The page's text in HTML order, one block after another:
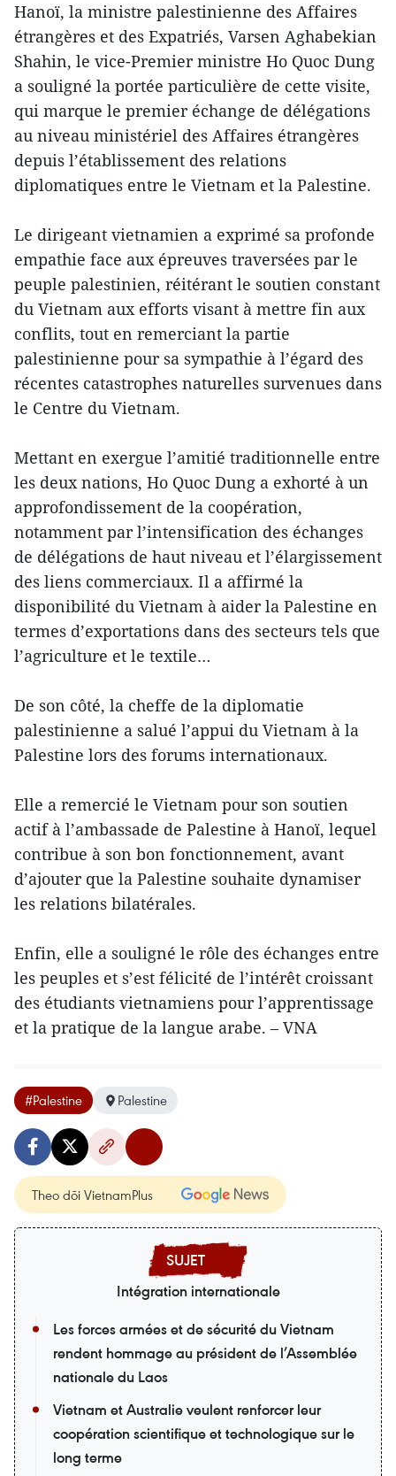
Hanoï, la ministre palestinienne des Affaires
étrangères et des Expatriés, Varsen Aghabekian
Shahin, le vice-Premier ministre Ho Quoc Dung
a souligné la portée particulière de cette visite,
qui marque le premier échange de délégations
au niveau ministériel des Affaires étrangères
depuis l’établissement des relations
diplomatiques entre le Vietnam et la Palestine.
Le dirigeant vietnamien a exprimé sa profonde
empathie face aux épreuves traversées par le
peuple palestinien, réitérant le soutien constant
du Vietnam aux efforts visant à mettre fin aux
conflits, tout en remerciant la partie
palestinienne pour sa sympathie à l’égard des
récentes catastrophes naturelles survenues dans
le Centre du Vietnam.
Mettant en exergue l’amitié traditionnelle entre
les deux nations, Ho Quoc Dung a exhorté à un
approfondissement de la coopération,
notamment par l’intensification des échanges
de délégations de haut niveau et l’élargissement
des liens commerciaux. Il a affirmé la
disponibilité du Vietnam à aider la Palestine en
termes d’exportations dans des secteurs tels que
l’agriculture et le textile…
De son côté, la cheffe de la diplomatie
palestinienne a salué l’appui du Vietnam à la
Palestine lors des forums internationaux.
Elle a remercié le Vietnam pour son soutien
actif à l’ambassade de Palestine à Hanoï, lequel
contribue à son bon fonctionnement, avant
d’ajouter que la Palestine souhaite dynamiser
les relations bilatérales.
Enfin, elle a souligné le rôle des échanges entre
les peuples et s’est félicité de l’intérêt croissant
des étudiants vietnamiens pour l’apprentissage
et la pratique de la langue arabe. – VNA
#Palestine Palestine
Theo dõi VietnamPlus
Intégration internationale
Les forces armées et de sécurité du Vietnam
rendent hommage au président de l’Assemblée
nationale du Laos
Vietnam et Australie veulent renforcer leur
coopération scientifique et technologique sur le
long terme